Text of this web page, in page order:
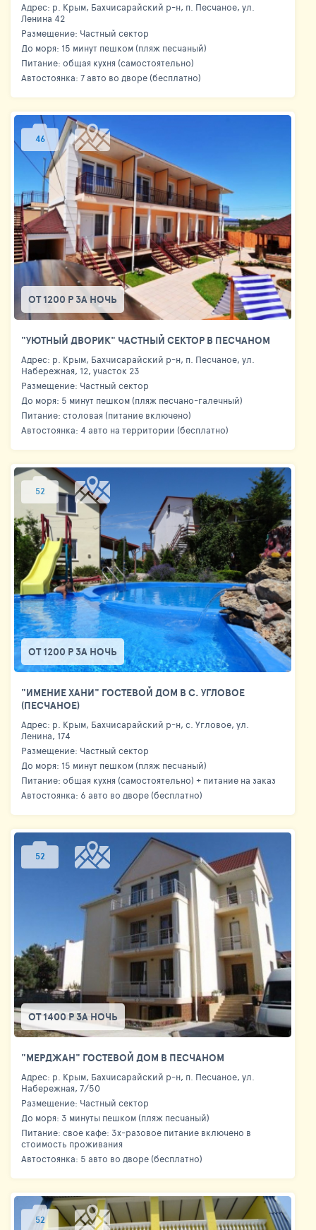
Адрес: р. Крым, Бахчисарайский р-н, п. Песчаное, ул.
Ленина 42
Размещение: Частный сектор
До моря: 15 минут пешком (пляж песчаный)
Питание: общая кухня (самостоятельно)
Автостоянка: 7 авто во дворе (бесплатно)
46
ОТ 1200 Р ЗА НОЧЬ
"УЮТНЫЙ ДВОРИК" ЧАСТНЫЙ СЕКТОР В ПЕСЧАНОМ
Адрес: р. Крым, Бахчисарайский р-н, п. Песчаное, ул.
Набережная, 12, участок 23
Размещение: Частный сектор
До моря: 5 минут пешком (пляж песчано-галечный)
Питание: столовая (питание включено)
Автостоянка: 4 авто на территории (бесплатно)
52
ОТ 1200 Р ЗА НОЧЬ
"ИМЕНИЕ ХАНИ" ГОСТЕВОЙ ДОМ В С. УГЛОВОЕ
(ПЕСЧАНОЕ)
Адрес: р. Крым, Бахчисарайский р-н, с. Угловое, ул.
Ленина, 174
Размещение: Частный сектор
До моря: 15 минут пешком (пляж песчаный)
Питание: общая кухня (самостоятельно) + питание на заказ
Автостоянка: 6 авто во дворе (бесплатно)
52
ОТ 1400 Р ЗА НОЧЬ
"МЕРДЖАН" ГОСТЕВОЙ ДОМ В ПЕСЧАНОМ
Адрес: р. Крым, Бахчисарайский р-н, п. Песчаное, ул.
Набережная, 7/50
Размещение: Частный сектор
До моря: 3 минуты пешком (пляж песчаный)
Питание: свое кафе: 3х-разовое питание включено в
стоимость проживания
Автостоянка: 5 авто во дворе (бесплатно)
52